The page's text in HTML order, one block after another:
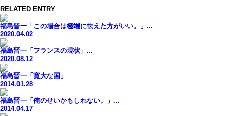
RELATED ENTRY
福島晋一「この場合は極端に怯えた方がいい。」...
2020.04.02
福島晋一「フランスの現状」...
2020.08.12
福島晋一「寛大な国」
2014.01.28
福島晋一「俺のせいかもしれない。」...
2014.04.17